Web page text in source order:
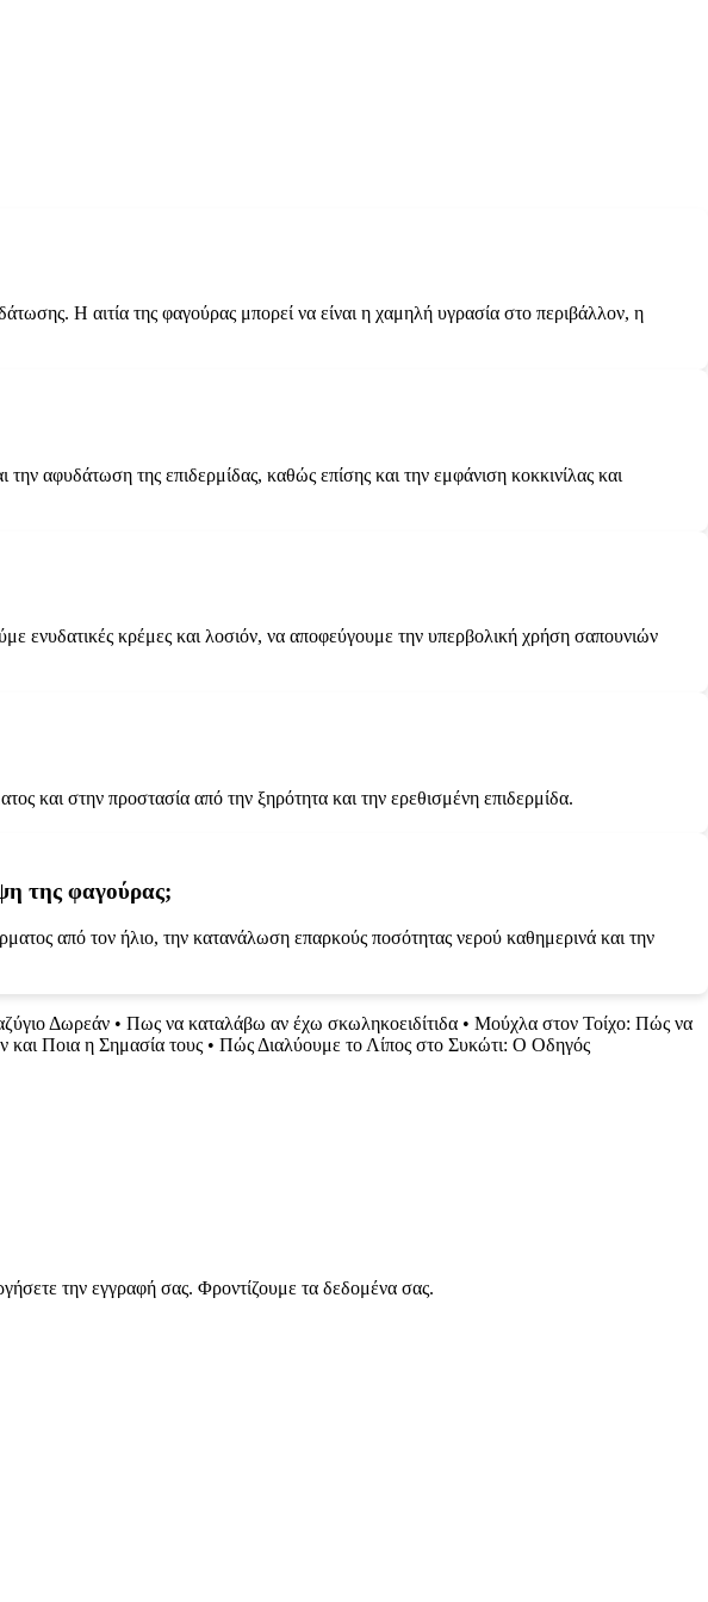
Η αιτία της φαγούρας μπορεί να είναι η χαμηλή υγρασία στο περιβάλλον, η
αφυδάτωση της επιδερμίδας, καθώς επίσης και την εμφάνιση κοκκινίλας και
ενυδατικές κρέμες και λοσιόν, να αποφεύγουμε την υπερβολική χρήση σαπουνιών
και στην προστασία από την ξηρότητα και την ερεθισμένη επιδερμίδα.
της φαγούρας;
από τον ήλιο, την κατανάλωση επαρκούς ποσότητας νερού καθημερινά και την
Δωρεάν • Πως να καταλάβω αν έχω σκωληκοειδίτιδα • Μούχλα στον Τοίχο: Πώς να
Ποια η Σημασία τους • Πώς Διαλύουμε το Λίπος στο Συκώτι: Ο Οδηγός
την εγγραφή σας. Φροντίζουμε τα δεδομένα σας.